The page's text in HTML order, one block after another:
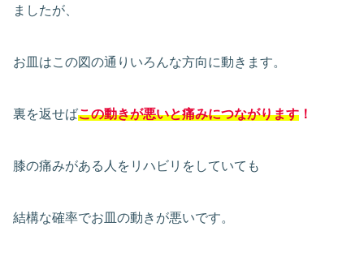
ましたが、
お皿はこの図の通りいろんな方向に動きます。
裏を返せばこの動きが悪いと痛みにつながります ！
膝の痛みがある人をリハビリをしていても
結構な確率でお皿の動きが悪いです。